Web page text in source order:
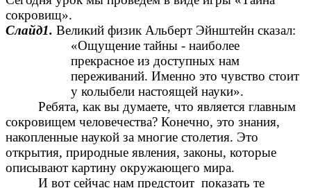
сокровищ».
Слайд1. Великий физик Альберт Эйнштейн сказал:
«Ощущение тайны - наиболее
прекрасное из доступных нам
переживаний. Именно это чувство стоит
у колыбели настоящей науки».
Ребята, как вы думаете, что является главным
сокровищем человечества? Конечно, это знания,
накопленные наукой за многие столетия. Это
открытия, природные явления, законы, которые
описывают картину окружающего мира.
И вот сейчас нам предстоит показать те